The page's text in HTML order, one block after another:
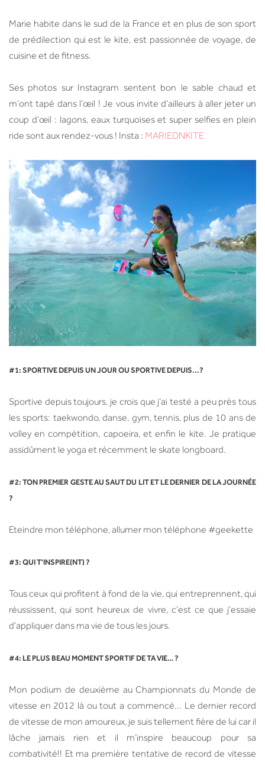
Marie habite dans le sud de la France et en plus de son sport
de prédilection qui est le kite, est passionnée de voyage, de
cuisine et de fitness.
Ses photos sur Instagram sentent bon le sable chaud et
m’ont tapé dans l’œil ! Je vous invite d’ailleurs à aller jeter un
coup d’œil : lagons, eaux turquoises et super selfies en plein
ride sont aux rendez-vous ! Insta : MARIEDNKITE
#1: SPORTIVE DEPUIS UN JOUR OU SPORTIVE DEPUIS...?
Sportive depuis toujours, je crois que j’ai testé a peu près tous
les sports: taekwondo, danse, gym, tennis, plus de 10 ans de
volley en compétition, capoeira, et enfin le kite. Je pratique
assidûment le yoga et récemment le skate longboard.
#2: TON PREMIER GESTE AU SAUT DU LIT ET LE DERNIER DE LA JOURNÉE
?
Eteindre mon téléphone, allumer mon téléphone #geekette
#3: QUI T'INSPIRE(NT) ?
Tous ceux qui profitent à fond de la vie, qui entreprennent, qui
réussissent, qui sont heureux de vivre, c’est ce que j’essaie
d’appliquer dans ma vie de tous les jours.
#4: LE PLUS BEAU MOMENT SPORTIF DE TA VIE… ?
Mon podium de deuxième au Championnats du Monde de
vitesse en 2012 là ou tout a commencé... Le dernier record
de vitesse de mon amoureux, je suis tellement fière de lui car il
lâche jamais rien et il m’inspire beaucoup pour sa
combativité!! Et ma première tentative de record de vitesse